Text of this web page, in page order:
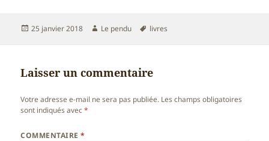
Publié
25 janvier 2018 Auteur
Le pendu
Mots-
livres
Laisser un commentaire
Votre adresse e-mail ne sera pas publiée. Les champs obligatoires
sont indiqués avec*
COMMENTAIRE*